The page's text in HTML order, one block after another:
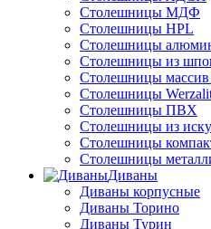
Столешницы МДФ
Столешницы HPL
Столешницы
Столешницы из
Столешницы массив
Столешницы
Столешницы ПВХ
Столешницы из
Столешницы
Столешницы
Диваны
Диваны корпусные
Диваны Торино
Диваны Турин